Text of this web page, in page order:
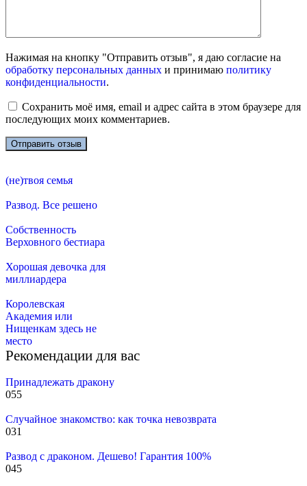
Нажимая на кнопку "Отправить отзыв", я даю согласие на
обработку персональных данных и принимаю политику
конфиденциальности.
Сохранить моё имя, email и адрес сайта в этом браузере для
последующих моих комментариев.
(не)твоя семья
Развод. Все решено
Собственность
Верховного бестиара
Хорошая девочка для
миллиардера
Королевская
Академия или
Нищенкам здесь не
место
Рекомендации для вас
Принадлежать дракону
055
Случайное знакомство: как точка невозврата
031
Развод с драконом. Дешево! Гарантия 100%
045